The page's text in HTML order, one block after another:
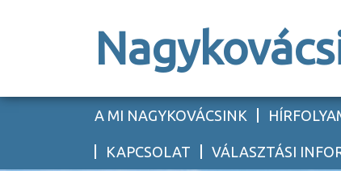
A MI NAGYKOVÁCSINK
KAPCSOLAT VÁLASZTÁSI